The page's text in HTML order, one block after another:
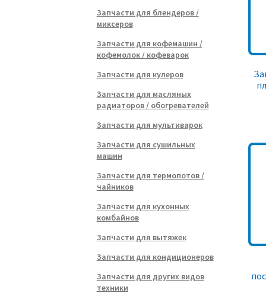
Запчасти для блендеров /
миксеров
Запчасти для кофемашин /
кофемолок / кофеварок
Запчасти для кулеров
Запчасти для масляных
радиаторов / обогревателей
Запчасти для мультиварок
Запчасти для сушильных
машин
Запчасти для термопотов /
чайников
Запчасти для кухонных
комбайнов
Запчасти для вытяжек
Запчасти для кондиционеров
Запчасти для других видов
техники